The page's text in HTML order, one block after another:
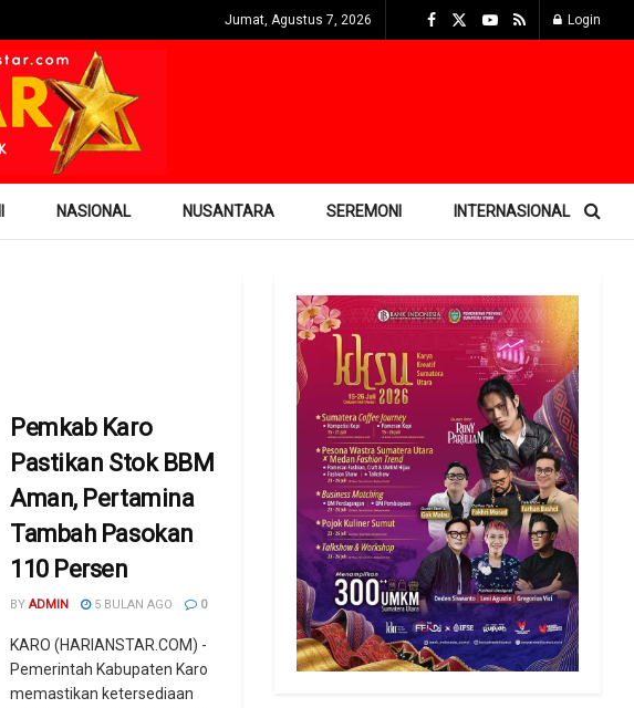
Jumat, Agustus 7, 2026 Login
NASIONAL NUSANTARA SEREMONI INTERNASIONAL
Pemkab Karo
Pastikan Stok BBM
Aman, Pertamina
Tambah Pasokan
110 Persen
BY ADMIN 5 BULAN AGO 0
KARO (HARIANSTAR.COM) -
Pemerintah Kabupaten Karo
memastikan ketersediaan